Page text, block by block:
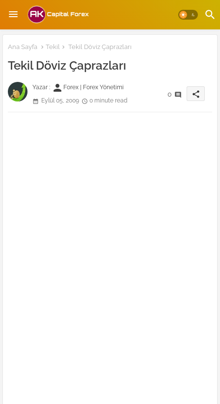
Ana Sayfa Tekil Tekil Döviz Çaprazları
Tekil Döviz Çaprazları
Yazar : person Forex | Forex Yönetimi
Eylül 05, 2009
0 minute read
0 share